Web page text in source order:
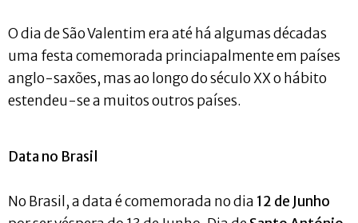
O dia de São Valentim era até há algumas décadas
uma festa comemorada princiapalmente em países
anglo-saxões, mas ao longo do século XX o hábito
estendeu-se a muitos outros países.
Data no Brasil
No Brasil, a data é comemorada no dia 12 de Junho